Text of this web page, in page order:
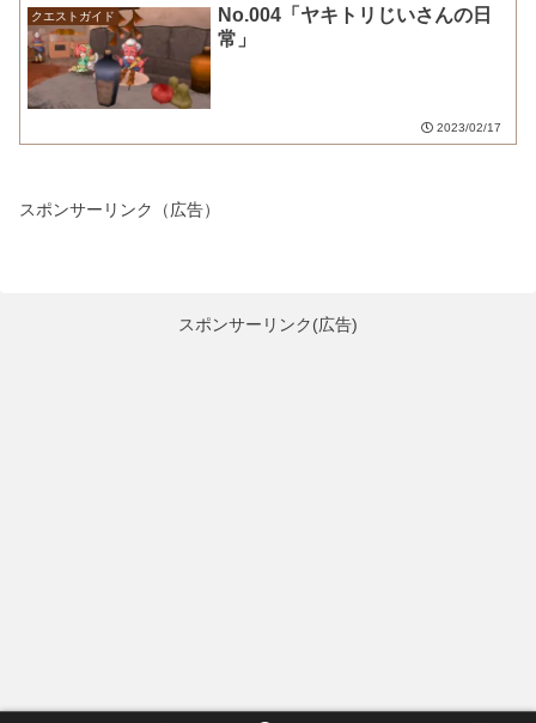
クエストガイド
No.004「ヤキトリじいさんの日
常」
2023/02/17
スポンサーリンク（広告）